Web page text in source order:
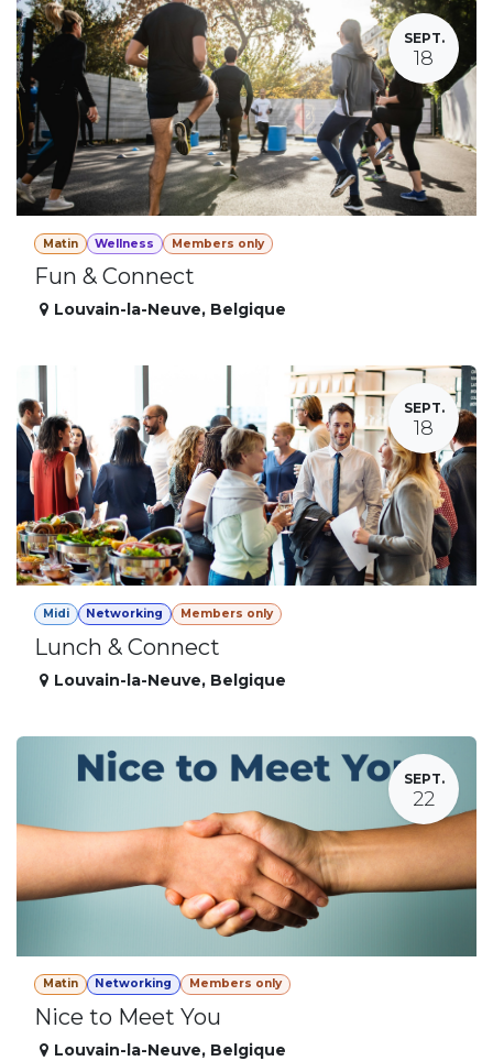
SEPT.
18
Matin Wellness Members only
Fun & Connect
Louvain-la-Neuve, Belgique
SEPT.
18
Midi Networking Members only
Lunch & Connect
Louvain-la-Neuve, Belgique
SEPT.
22
Matin Networking Members only
Nice to Meet You
Louvain-la-Neuve, Belgique